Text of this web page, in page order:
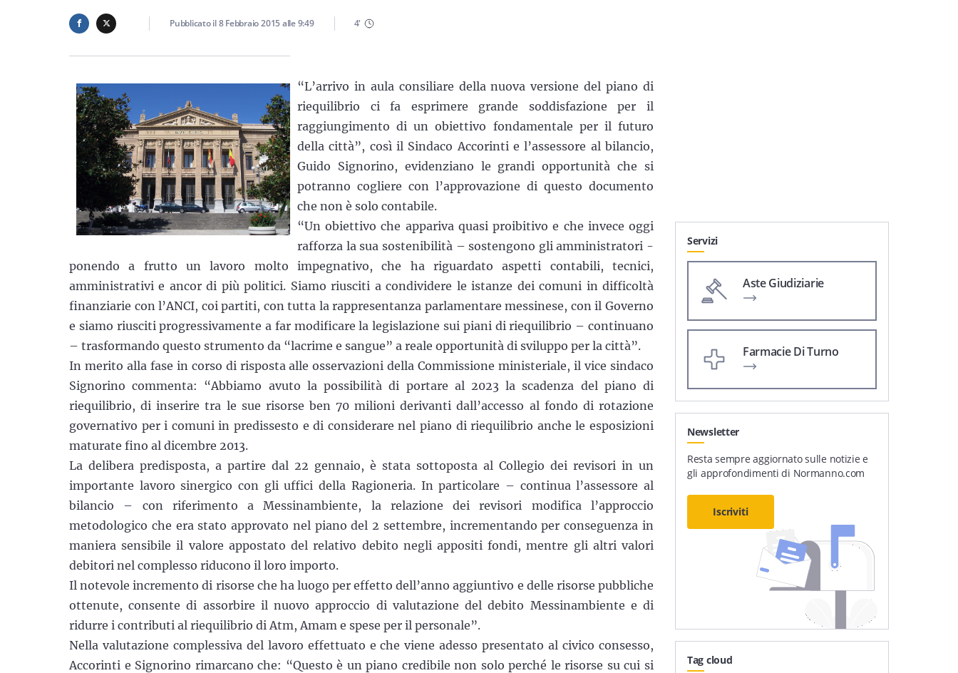
Pubblicato il8 Febbraio 2015alle9:49 4'
“L’arrivo in aula consiliare della nuova versione del piano di
riequilibrio ci fa esprimere grande soddisfazione per il
raggiungimento di un obiettivo fondamentale per il futuro
della città”, così il Sindaco Accorinti e l’assessore al bilancio,
Guido Signorino, evidenziano le grandi opportunità che si
potranno cogliere con l’approvazione di questo documento
che non è solo contabile.
“Un obiettivo che appariva quasi proibitivo e che invece oggi
rafforza la sua sostenibilità – sostengono gli amministratori ­­-
ponendo a frutto un lavoro molto impegnativo, che ha riguardato aspetti contabili, tecnici,
amministrativi e ancor di più politici. Siamo riusciti a condividere le istanze dei comuni in difficoltà
finanziarie con l’ANCI, coi partiti, con tutta la rappresentanza parlamentare messinese, con il Governo
e siamo riusciti progressivamente a far modificare la legislazione sui piani di riequilibrio – continuano
– trasformando questo strumento da “lacrime e sangue” a reale opportunità di sviluppo per la città”.
In merito alla fase in corso di risposta alle osservazioni della Commissione ministeriale, il vice sindaco
Signorino commenta: “Abbiamo avuto la possibilità di portare al 2023 la scadenza del piano di
riequilibrio, di inserire tra le sue risorse ben 70 milioni derivanti dall’accesso al fondo di rotazione
governativo per i comuni in predissesto e di considerare nel piano di riequilibrio anche le esposizioni
maturate fino al dicembre 2013.
La delibera predisposta, a partire dal 22 gennaio, è stata sottoposta al Collegio dei revisori in un
importante lavoro sinergico con gli uffici della Ragioneria. In particolare – continua l’assessore al
bilancio – con riferimento a Messinambiente, la relazione dei revisori modifica l’approccio
metodologico che era stato approvato nel piano del 2 settembre, incrementando per conseguenza in
maniera sensibile il valore appostato del relativo debito negli appositi fondi, mentre gli altri valori
debitori nel complesso riducono il loro importo.
Il notevole incremento di risorse che ha luogo per effetto dell’anno aggiuntivo e delle risorse pubbliche
ottenute, consente di assorbire il nuovo approccio di valutazione del debito Messinambiente e di
ridurre i contributi al riequilibrio di Atm, Amam e spese per il personale”.
Nella valutazione complessiva del lavoro effettuato e che viene adesso presentato al civico consesso,
Accorinti e Signorino rimarcano che: “Questo è un piano credibile non solo perché le risorse su cui si
Servizi
Aste Giudiziarie
Farmacie Di Turno
Newsletter
Resta sempre aggiornato sulle notizie e
gli approfondimenti di Normanno.com
Iscriviti
Tag cloud